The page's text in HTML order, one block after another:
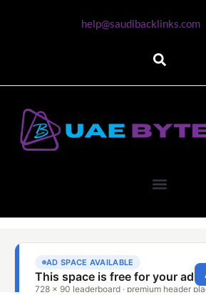
help@saudibacklinks.com